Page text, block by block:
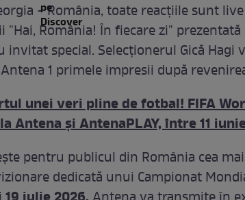
- România, toate reacţiile sunt
România! În fiecare zi" prezentată
invitat special. Selecţionerul Gică Hagi
1 primele impresii după
unei veri pline de fotbal! FIFA
Antena și AntenaPLAY, între 11
pentru publicul din România cea
dedicată unui Campionat